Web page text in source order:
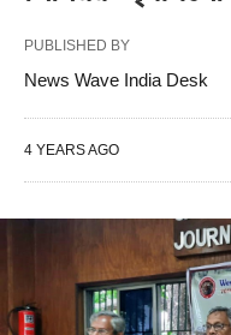
PUBLISHED BY
News Wave India Desk
4 YEARS AGO